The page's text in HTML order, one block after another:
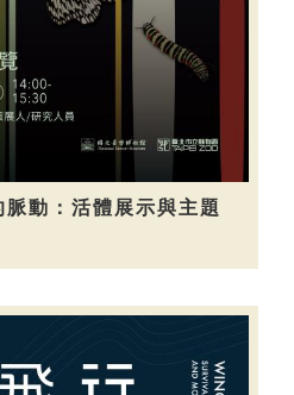
脈動：活體展示與主題